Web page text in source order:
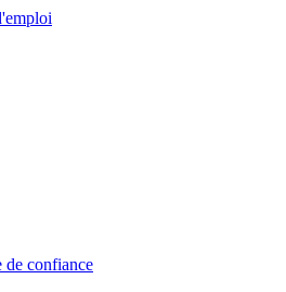
de confiance